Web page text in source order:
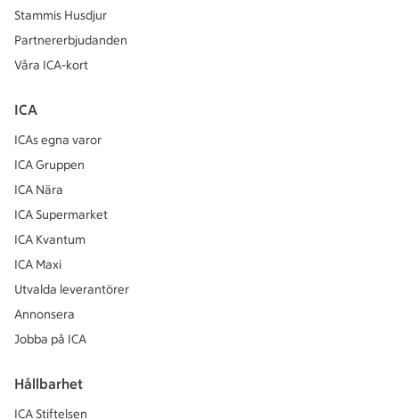
Stammis Husdjur
Partnererbjudanden
Våra ICA-kort
ICA
ICAs egna varor
ICA Gruppen
ICA Nära
ICA Supermarket
ICA Kvantum
ICA Maxi
Utvalda leverantörer
Annonsera
Jobba på ICA
Hållbarhet
ICA Stiftelsen